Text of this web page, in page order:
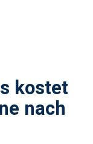
kostet
nach